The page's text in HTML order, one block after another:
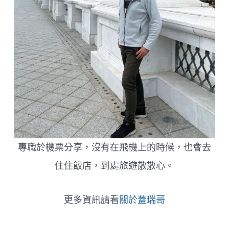
專職於機票分享，沒有在飛機上的時候，也會去
住住飯店，到處旅遊散散心。
更多資訊請看關於蓋瑞哥